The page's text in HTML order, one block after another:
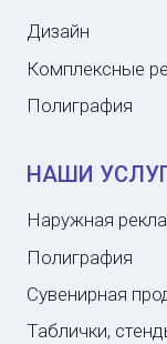
Дизайн
Комплексные
Полиграфия
НАШИ
Наружная
Полиграфия
Сувенирная
Таблички,